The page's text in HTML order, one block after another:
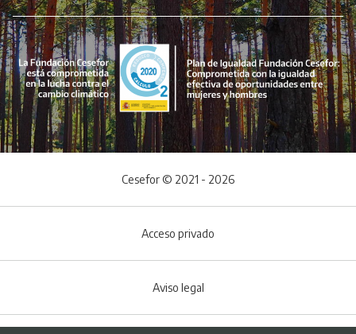
Cesefor © 2021 - 2026
Acceso privado
Aviso legal